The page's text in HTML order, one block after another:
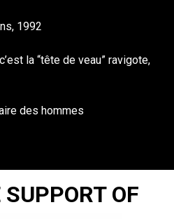
1992
la “tête de veau” ravigote,
des hommes
OF